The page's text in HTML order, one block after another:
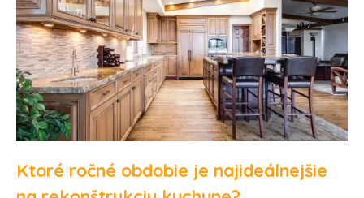
Ktoré ročné obdobie je najideálnejšie